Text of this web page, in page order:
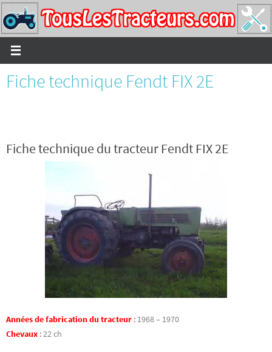
Passer
vers
le
contenu
Fiche technique Fendt FIX 2E
Fiche technique du tracteur Fendt FIX 2E
Années de fabrication du tracteur : 1968 – 1970
Chevaux :22 ch